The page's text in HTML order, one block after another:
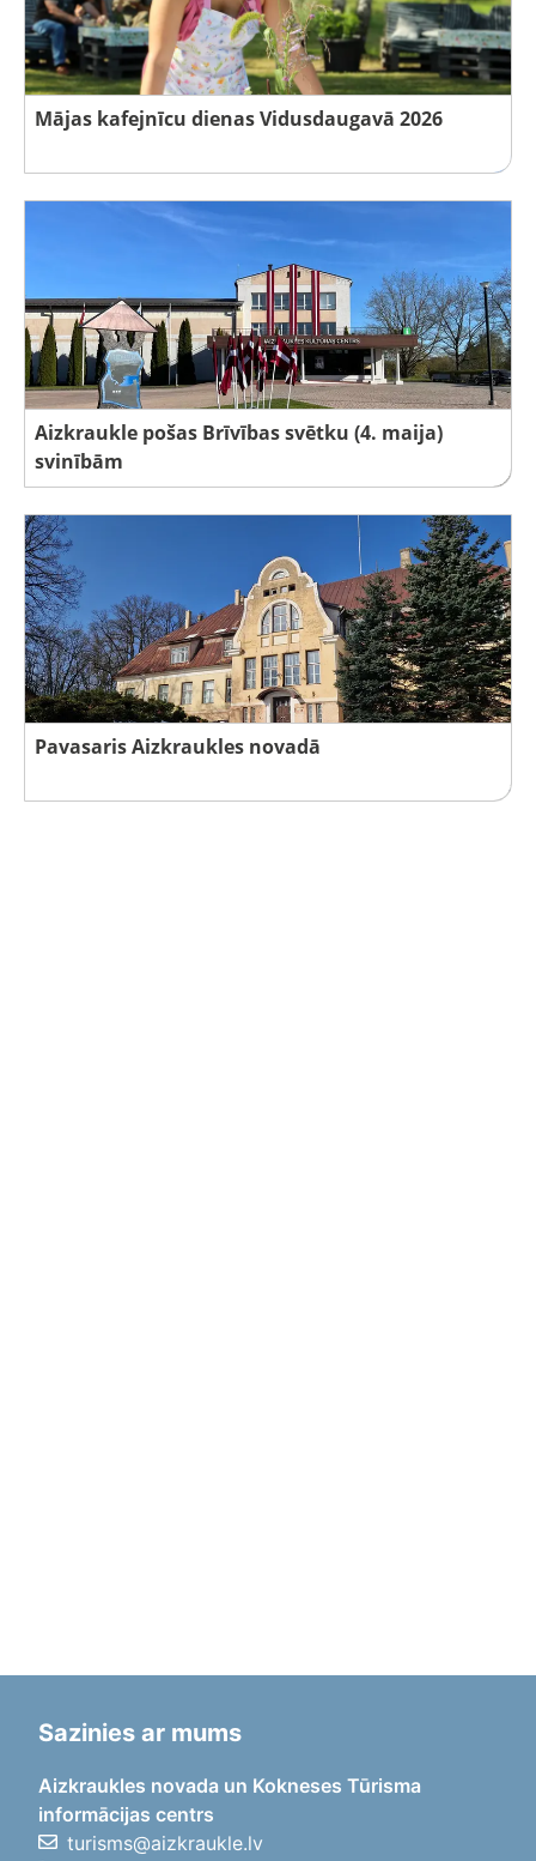
Mājas kafejnīcu dienas Vidusdaugavā 2026
Aizkraukle pošas Brīvības svētku (4. maija)
svinībām
Pavasaris Aizkraukles novadā
Sazinies ar mums
Aizkraukles novada un Kokneses Tūrisma
informācijas centrs
turisms@aizkraukle.lv